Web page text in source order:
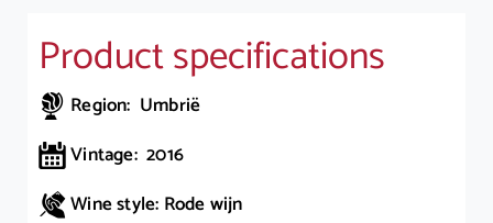
Product specifications
Region: Umbrië
Vintage: 2016
Wine style: Rode wijn